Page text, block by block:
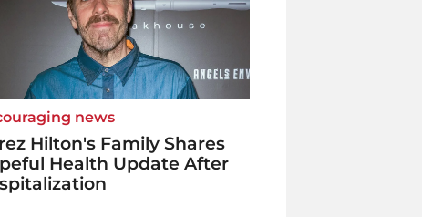
news
Hilton's Family Shares
Health Update After